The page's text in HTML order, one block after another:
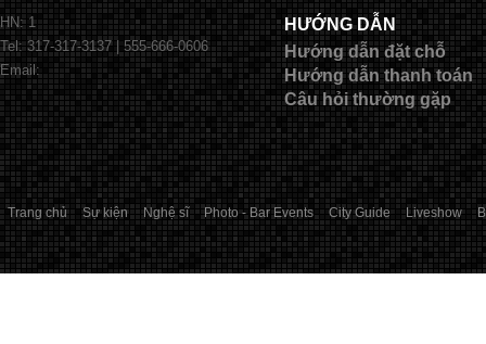
HN: 1
Tel: 317-317-3137 | 555-666-0606
Email:
HƯỚNG DẪN
Hướng dẫn đặt chỗ
Hướng dẫn thanh toán
Câu hỏi thường gặp
Trang chủ Sự kiện Nghệ sĩ Photo - Bar Events City Guide Liveshow